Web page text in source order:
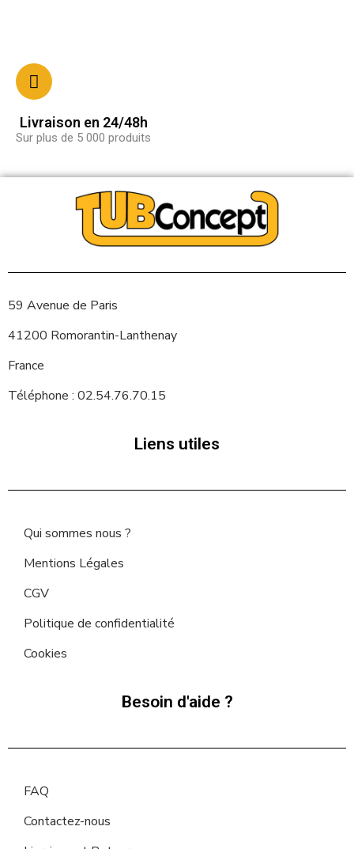
Livraison en 24/48h
Sur plus de 5 000 produits
59 Avenue de Paris
41200 Romorantin-Lanthenay
France
Téléphone : 02.54.76.70.15
Liens utiles
Qui sommes nous ?
Mentions Légales
CGV
Politique de confidentialité
Cookies
Besoin d'aide ?
FAQ
Contactez-nous